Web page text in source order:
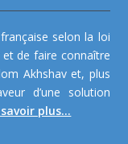
selon la loi
de faire connaître
Akhshav et, plus
d’une solution
savoir plus...